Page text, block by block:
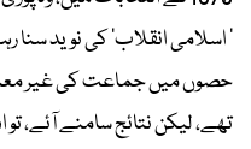
’ اسلامی انقلاب‘ کی نوید
حصوں میں جماعت کی غیر
تھے، لیکن نتائج سامنے آئے، تو